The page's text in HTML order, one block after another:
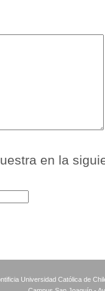
en la
Universidad Católica de